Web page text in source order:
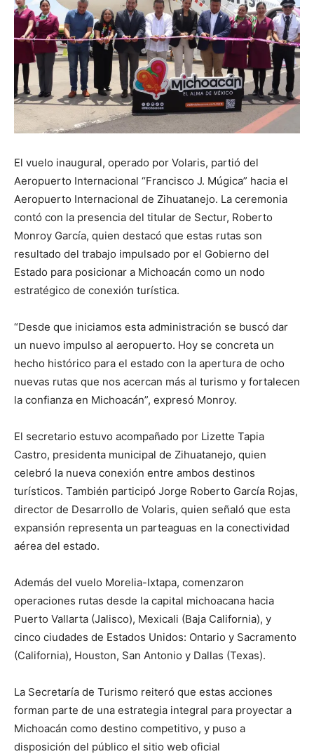
El vuelo inaugural, operado por Volaris, partió del
Aeropuerto Internacional “Francisco J. Múgica” hacia el
Aeropuerto Internacional de Zihuatanejo. La ceremonia
contó con la presencia del titular de Sectur, Roberto
Monroy García, quien destacó que estas rutas son
resultado del trabajo impulsado por el Gobierno del
Estado para posicionar a Michoacán como un nodo
estratégico de conexión turística.
“Desde que iniciamos esta administración se buscó dar
un nuevo impulso al aeropuerto. Hoy se concreta un
hecho histórico para el estado con la apertura de ocho
nuevas rutas que nos acercan más al turismo y fortalecen
la confianza en Michoacán”, expresó Monroy.
El secretario estuvo acompañado por Lizette Tapia
Castro, presidenta municipal de Zihuatanejo, quien
celebró la nueva conexión entre ambos destinos
turísticos. También participó Jorge Roberto García Rojas,
director de Desarrollo de Volaris, quien señaló que esta
expansión representa un parteaguas en la conectividad
aérea del estado.
Además del vuelo Morelia-Ixtapa, comenzaron
operaciones rutas desde la capital michoacana hacia
Puerto Vallarta (Jalisco), Mexicali (Baja California), y
cinco ciudades de Estados Unidos: Ontario y Sacramento
(California), Houston, San Antonio y Dallas (Texas).
La Secretaría de Turismo reiteró que estas acciones
forman parte de una estrategia integral para proyectar a
Michoacán como destino competitivo, y puso a
disposición del público el sitio web oficial